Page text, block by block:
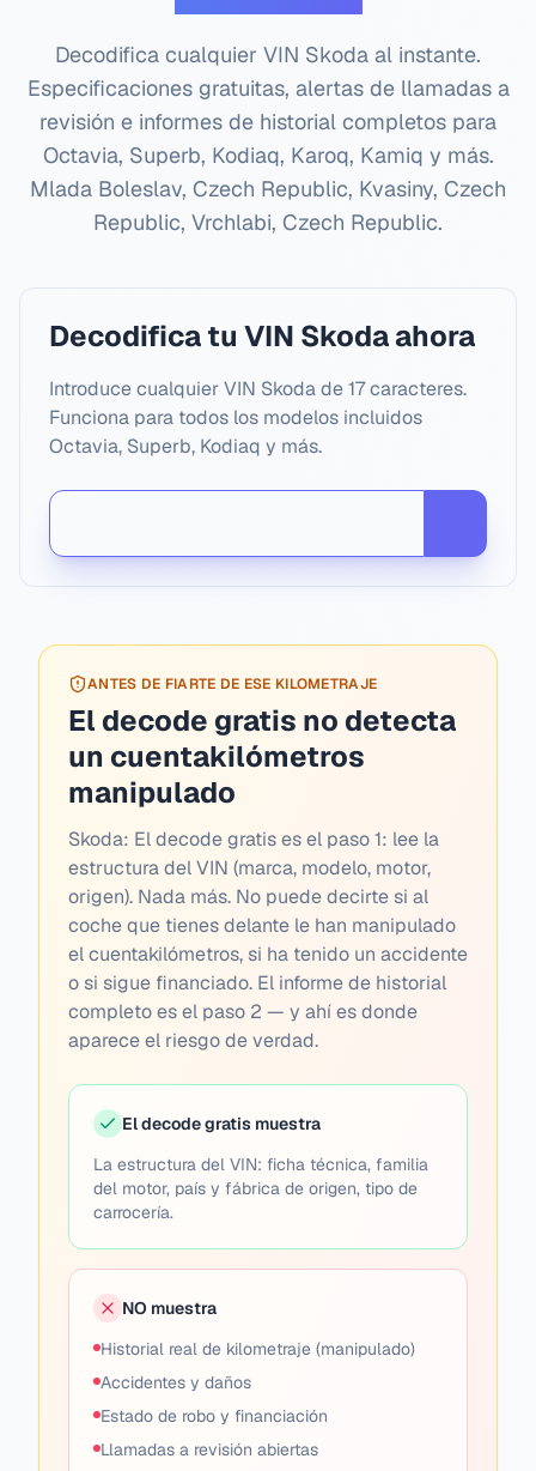
Decodifica cualquier VIN Skoda al instante.
Especificaciones gratuitas, alertas de llamadas a
revisión e informes de historial completos para
Octavia, Superb, Kodiaq, Karoq, Kamiq y más.
Mlada Boleslav, Czech Republic, Kvasiny, Czech
Republic, Vrchlabi, Czech Republic.
Decodifica tu VIN Skoda ahora
Introduce cualquier VIN Skoda de 17 caracteres.
Funciona para todos los modelos incluidos
Octavia, Superb, Kodiaq y más.
ANTES DE FIARTE DE ESE KILOMETRAJE
El decode gratis no detecta
un cuentakilómetros
manipulado
Skoda: El decode gratis es el paso 1: lee la
estructura del VIN (marca, modelo, motor,
origen). Nada más. No puede decirte si al
coche que tienes delante le han manipulado
el cuentakilómetros, si ha tenido un accidente
o si sigue financiado. El informe de historial
completo es el paso 2 — y ahí es donde
aparece el riesgo de verdad.
El decode gratis muestra
La estructura del VIN: ficha técnica, familia
del motor, país y fábrica de origen, tipo de
carrocería.
NO muestra
Historial real de kilometraje (manipulado)
Accidentes y daños
Estado de robo y financiación
Llamadas a revisión abiertas